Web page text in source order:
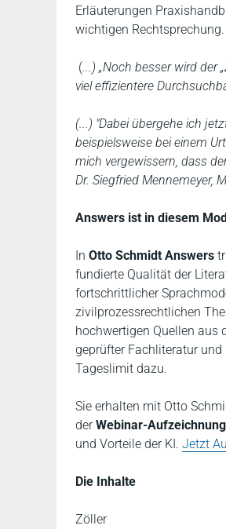
Erläuterungen
wichtigen
(...) „Noch besser wird der
viel effizientere
(...) "Dabei übergehe ich
beispielsweise bei einem
mich vergewissern, dass
Dr. Siegfried Mennemeyer,
Answers ist in diesem
In Otto Schmidt Answers
fundierte Qualität der
fortschrittlicher
zivilprozessrechtlichen
hochwertigen Quellen aus
geprüfter Fachliteratur
Tageslimit dazu.
Sie erhalten mit Otto
derWebinar-
und Vorteile der KI. Jetzt
Die Inhalte
Zöller